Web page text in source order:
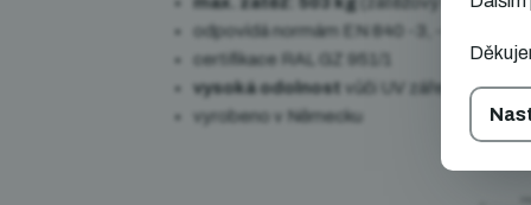
odpovídá normám EN 840 -3, -5, -6, DIN,
certifikace RAL GZ 951/1
vysoká odolnost vůči UV záření, dešti,
vyrobeno v Německu